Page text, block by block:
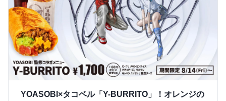
YOASOBI×タコベル「Y-BURRITO」！オレンジの